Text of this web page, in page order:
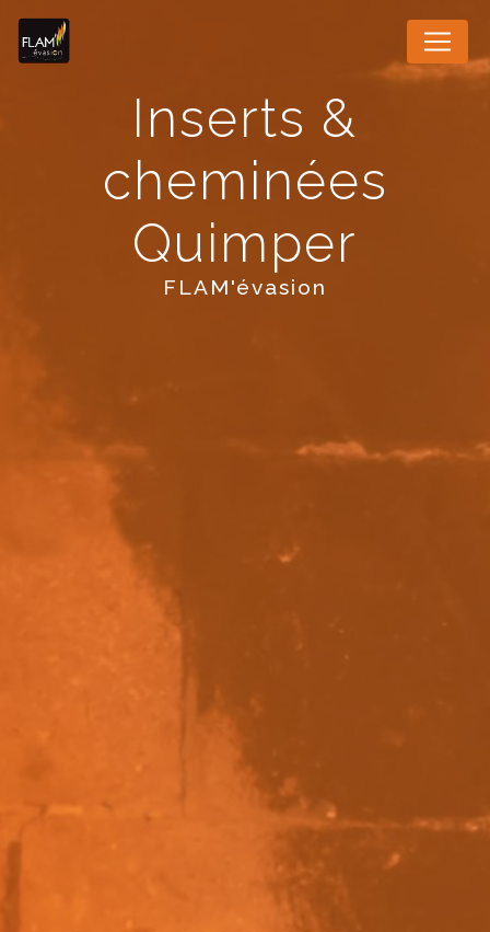
Inserts &
cheminées
Quimper
FLAM'évasion
Panneau de gestion des cookies